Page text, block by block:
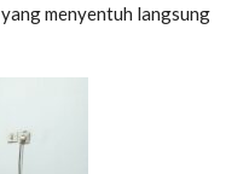
menyentuh langsung